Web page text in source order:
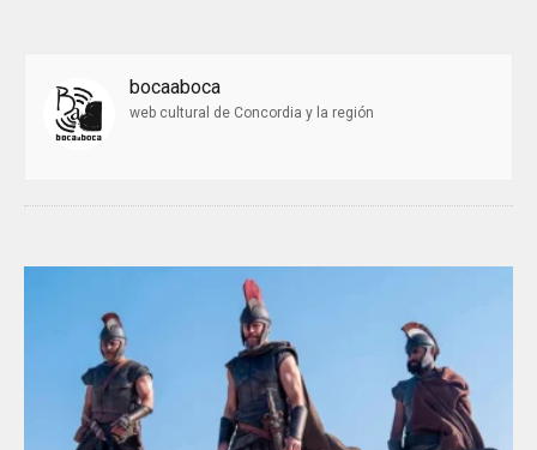
bocaaboca
web cultural de Concordia y la región